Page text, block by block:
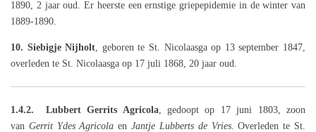
1890, 2 jaar oud. Er heerste een ernstige griepepidemie in de winter van
1889-1890.
10. Siebigje Nijholt, geboren te St. Nicolaasga op 13 september 1847,
overleden te St. Nicolaasga op 17 juli 1868, 20 jaar oud.
1.4.2. Lubbert Gerrits Agricola, gedoopt op 17 juni 1803, zoon
van Gerrit Ydes Agricola en Jantje Lubberts de Vries. Overleden te St.